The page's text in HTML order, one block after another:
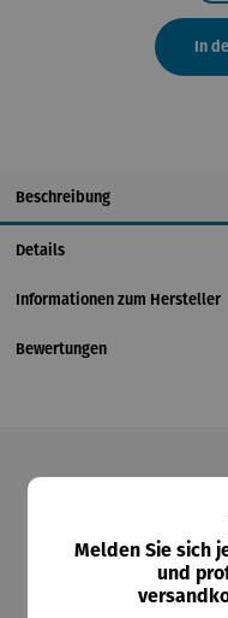
In
Beschreibung
Details
Informationen zum Hersteller
Bewertungen
Produktgalerie überspringen
Melden Sie sich
und